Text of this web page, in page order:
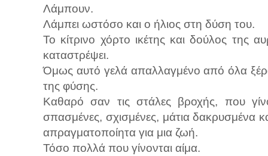
Λάμπουν.
Λάμπει ωστόσο και ο ήλιος στη δύση του.
Το κίτρινο χόρτο ικέτης και δούλος της
καταστρέψει.
Όμως αυτό γελά απαλλαγμένο από όλα
της φύσης.
Καθαρό σαν τις στάλες βροχής, που
σπασμένες, σχισμένες, μάτια δακρυσμένα
απραγματοποίητα για μια ζωή.
Τόσο πολλά που γίνονται αίμα.